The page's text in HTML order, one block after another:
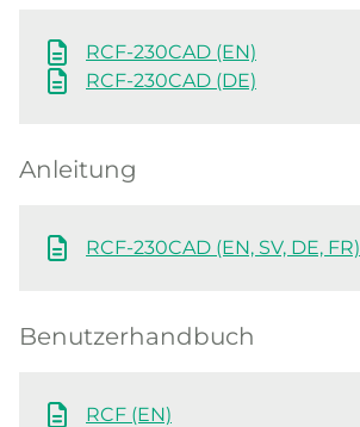
RCF-230CAD (EN)
RCF-230CAD (DE)
Anleitung
RCF-230CAD (EN, SV, DE, FR)
Benutzerhandbuch
RCF (EN)